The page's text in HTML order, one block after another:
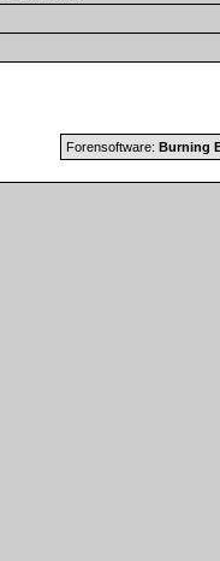
Forensoftware: Burning